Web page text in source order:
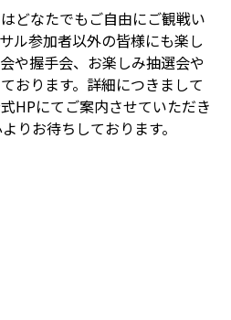
どなたでもご自由にご観戦い
ル参加者以外の皆様にも楽し
や握手会、お楽しみ抽選会や
おります。詳細につきまして
HPにてご案内させていただき
りお待ちしております。